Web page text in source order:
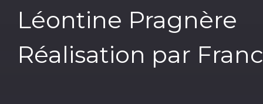
Léontine Pragnère
Réalisation par